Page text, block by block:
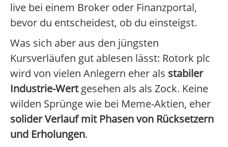
live bei einem Broker oder Finanzportal,
bevor du entscheidest, ob du einsteigst.
Was sich aber aus den jüngsten
Kursverläufen gut ablesen lässt: Rotork plc
wird von vielen Anlegern eher als stabiler
Industrie-Wertgesehen als als Zock. Keine
wilden Sprünge wie bei Meme-Aktien, eher
solider Verlauf mit Phasen von Rücksetzern
und Erholungen.